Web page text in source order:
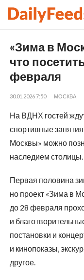
«Зима в
что
февраля
30.01.2026 7:50 МОСКВА
На ВДНХ гостей
спортивные
Москвы» можно
наследием столицы.
Первая половина
но проект «Зима в
до 28 февраля
и
постановки и
и кинопоказы,
другое.